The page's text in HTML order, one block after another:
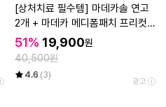
[상처치료 필수템] 마데카솔 연고
2개 + 마데카 메디폼패치 프리컷
2매*3개
51% 19,900원
40,500원
4.6 (3)
광고